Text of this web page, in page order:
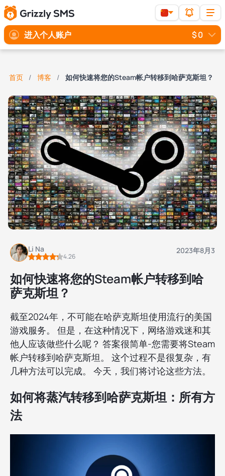
进入个人账户 $ 0
首页 博客 如何快速将您的Steam帐户转移到哈萨克斯坦？
Li Na
4.26
2023年8月3
如何快速将您的Steam帐户转移到哈
萨克斯坦？
截至2024年，不可能在哈萨克斯坦使用流行的美国
游戏服务。 但是，在这种情况下，网络游戏迷和其
他人应该做些什么呢？ 答案很简单-您需要将Steam
帐户转移到哈萨克斯坦。 这个过程不是很复杂，有
几种方法可以完成。 今天，我们将讨论这些方法。
如何将蒸汽转移到哈萨克斯坦：所有方
法